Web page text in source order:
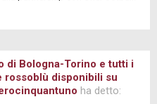
di Bologna-Torino e tutti i
rossoblù disponibili su
ha detto: